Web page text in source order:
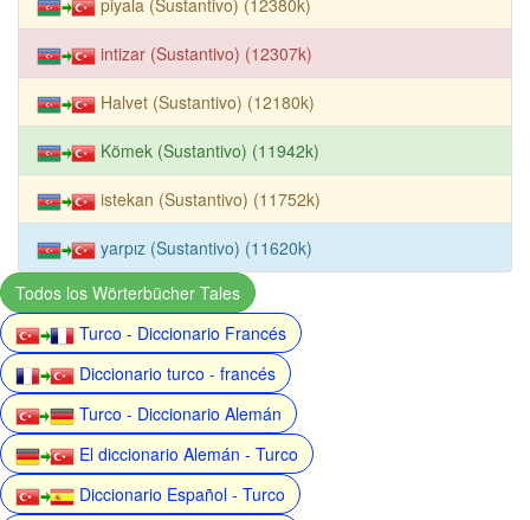
intizar (Sustantivo) (12307k)
Halvet (Sustantivo) (12180k)
Kömek (Sustantivo) (11942k)
istekan (Sustantivo) (11752k)
yarpız (Sustantivo) (11620k)
Todos los Wörterbücher Tales
Turco - Diccionario Francés
Diccionario turco - francés
Turco - Diccionario Alemán
El diccionario Alemán - Turco
Diccionario Español - Turco